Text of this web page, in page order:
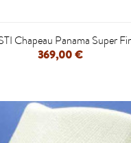
Chapeau Panama Super
369,00 €